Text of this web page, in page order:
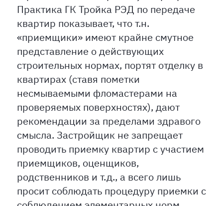
Практика ГК Тройка РЭД по передаче
квартир показывает, что т.н.
«приемщики» имеют крайне смутное
представление о действующих
строительных нормах, портят отделку в
квартирах (ставя пометки
несмываемыми фломастерами на
проверяемых поверхностях), дают
рекомендации за пределами здравого
смысла. Застройщик не запрещает
проводить приемку квартир с участием
приемщиков, оценщиков,
родственников и т.д., а всего лишь
просит соблюдать процедуру приемки с